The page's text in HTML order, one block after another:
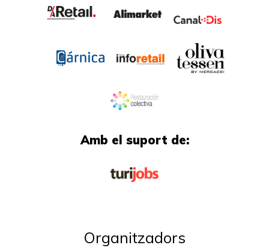
Amb el suport de:
Organitzadors​